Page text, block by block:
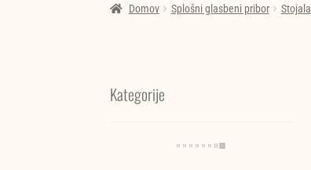
Domov Splošni glasbeni pribor Stojala
Kategorije